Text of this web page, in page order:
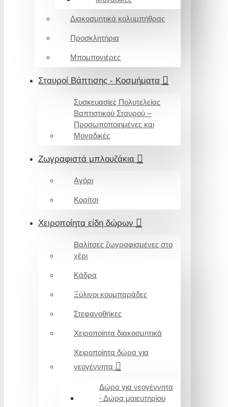
Διακοσμητικά κολυμπήθρας
Προσκλητήρια
Μπομπονιέρες
Σταυροί Βάπτισης - Κοσμήματα
Συσκευασίες Πολυτελείας
Βαπτιστικού Σταυρού –
Προσωποποιημένες και
Μοναδικές
Ζωγραφιστά μπλουζάκια
Αγόρι
Κορίτσι
Χειροποίητα είδη δώρων
Βαλίτσες ζωγραφισμένες στο
χέρι
Κάδρα
Ξύλινοι κουμπαράδες
Στεφανοθήκες
Χειροποίητα διακοσμητικά
Χειροποίητα δώρα για
νεογέννητα
Δώρα για νεογέννητα
- Δώρα μαιευτηρίου